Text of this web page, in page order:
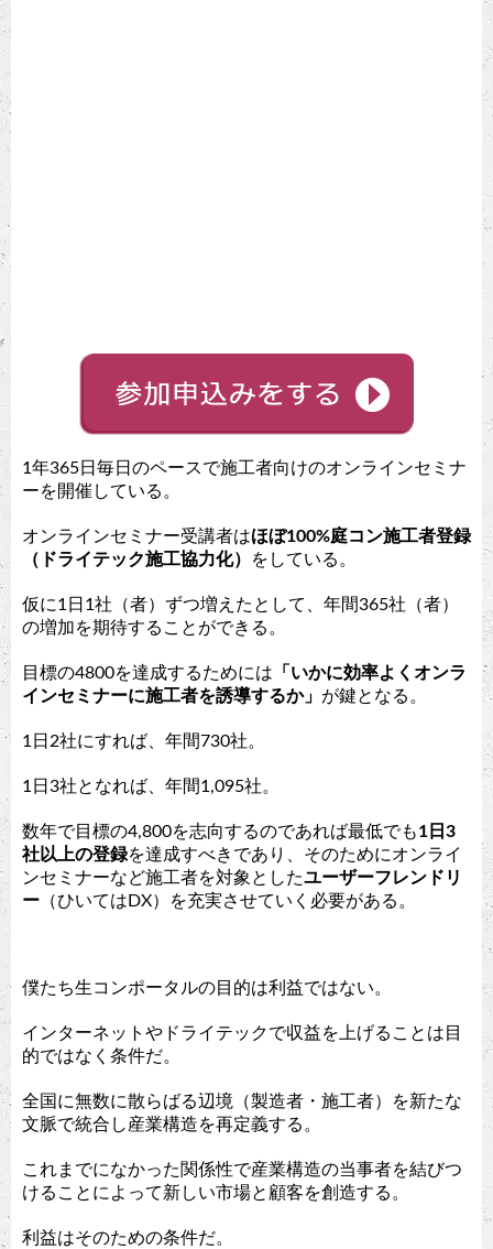
1年365日毎日のペースで施工者向けのオンラインセミナ
ーを開催している。
オンラインセミナー受講者はほぼ100%庭コン施工者登録
（ドライテック施工協力化）
をしている。
仮に1日1社（者）ずつ増えたとして、年間365社（者）
の増加を期待することができる。
目標の4800を達成するためには 「いかに効率よくオンラ
インセミナーに施工者を誘導するか」 が鍵となる。
1日2社にすれば、年間730社。
1日3社となれば、年間1,095社。
数年で目標の4,800を志向するのであれば最低でも1日3
社以上の登録を達成すべきであり、そのためにオンライ
ンセミナーなど施工者を対象としたユーザーフレンドリ
ー （ひいてはDX）を充実させていく必要がある。
僕たち生コンポータルの目的は利益ではない。
インターネットやドライテックで収益を上げることは目
的ではなく条件だ。
全国に無数に散らばる辺境（製造者・施工者）を新たな
文脈で統合し産業構造を再定義する。
これまでになかった関係性で産業構造の当事者を結びつ
けることによって新しい市場と顧客を創造する。
利益はそのための条件だ。